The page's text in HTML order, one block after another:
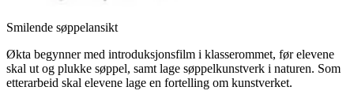
Smilende søppelansikt
Økta begynner med introduksjonsfilm i klasserommet, før elevene
skal ut og plukke søppel, samt lage søppelkunstverk i naturen. Som
etterarbeid skal elevene lage en fortelling om kunstverket.